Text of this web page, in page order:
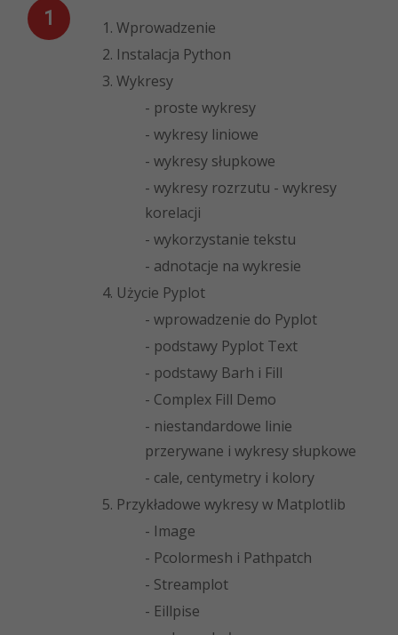
1. Wprowadzenie
2. Instalacja Python
3. Wykresy
- proste wykresy
- wykresy liniowe
- wykresy słupkowe
- wykresy rozrzutu - wykresy
korelacji
- wykorzystanie tekstu
- adnotacje na wykresie
4. Użycie Pyplot
- wprowadzenie do Pyplot
- podstawy Pyplot Text
- podstawy Barh i Fill
- Complex Fill Demo
- niestandardowe linie
przerywane i wykresy słupkowe
- cale, centymetry i kolory
5. Przykładowe wykresy w Matplotlib
- Image
- Pcolormesh i Pathpatch
- Streamplot
- Eillpise